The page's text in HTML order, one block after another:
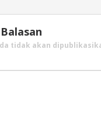
tidak akan